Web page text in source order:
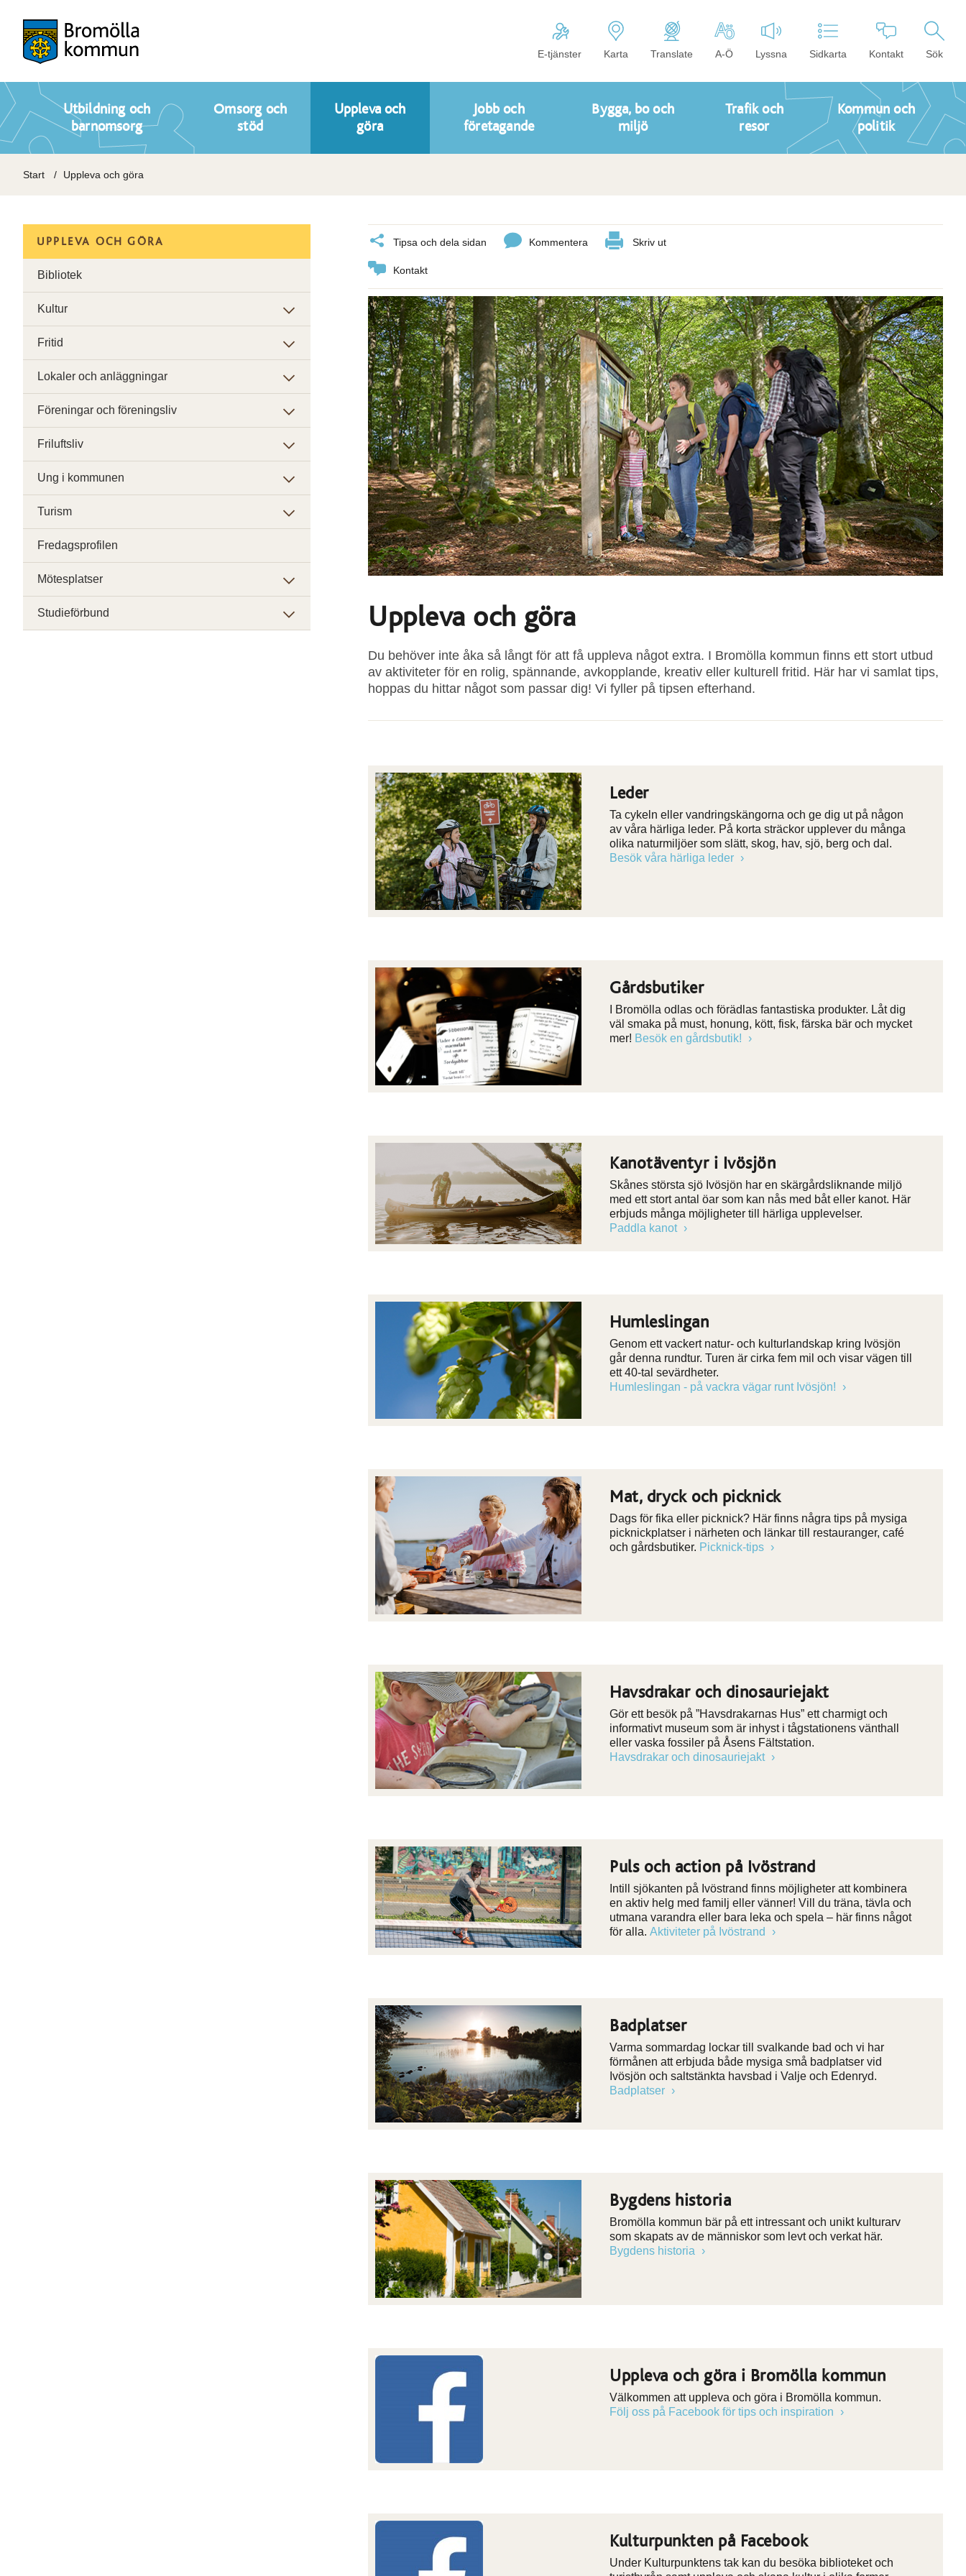
E-tjänster Karta Translate A-Ö Lyssna Sidkarta Kontakt Sök
Utbildning och
barnomsorg
Omsorg och
stöd
Uppleva och
göra
Jobb och
företagande
Bygga, bo och
miljö
Trafik och
resor
Kommun och
politik
Start Uppleva och göra
Tipsa och dela sidan Kommentera Skriv ut
Kontakt
Uppleva och göra
Du behöver inte åka så långt för att få uppleva något extra. I Bromölla kommun finns ett stort utbud
av aktiviteter för en rolig, spännande, avkopplande, kreativ eller kulturell fritid. Här har vi samlat tips,
hoppas du hittar något som passar dig! Vi fyller på tipsen efterhand.
Leder
Ta cykeln eller vandringskängorna och ge dig ut på någon
av våra härliga leder. På korta sträckor upplever du många
olika naturmiljöer som slätt, skog, hav, sjö, berg och dal.
Besök våra härliga leder
Gårdsbutiker
I Bromölla odlas och förädlas fantastiska produkter. Låt dig
väl smaka på must, honung, kött, fisk, färska bär och mycket
mer! Besök en gårdsbutik!
Kanotäventyr i Ivösjön
Skånes största sjö Ivösjön har en skärgårdsliknande miljö
med ett stort antal öar som kan nås med båt eller kanot. Här
erbjuds många möjligheter till härliga upplevelser.
Paddla kanot
Humleslingan
Genom ett vackert natur- och kulturlandskap kring Ivösjön
går denna rundtur. Turen är cirka fem mil och visar vägen till
ett 40-tal sevärdheter.
Humleslingan - på vackra vägar runt Ivösjön!
Mat, dryck och picknick
Dags för fika eller picknick? Här finns några tips på mysiga
picknickplatser i närheten och länkar till restauranger, café
och gårdsbutiker. Picknick-tips
Havsdrakar och dinosauriejakt
Gör ett besök på ”Havsdrakarnas Hus” ett charmigt och
informativt museum som är inhyst i tågstationens vänthall
eller vaska fossiler på Åsens Fältstation.
Havsdrakar och dinosauriejakt
Puls och action på Ivöstrand
Intill sjökanten på Ivöstrand finns möjligheter att kombinera
en aktiv helg med familj eller vänner! Vill du träna, tävla och
utmana varandra eller bara leka och spela – här finns något
för alla. Aktiviteter på Ivöstrand
Badplatser
Varma sommardag lockar till svalkande bad och vi har
förmånen att erbjuda både mysiga små badplatser vid
Ivösjön och saltstänkta havsbad i Valje och Edenryd.
Badplatser
Bygdens historia
Bromölla kommun bär på ett intressant och unikt kulturarv
som skapats av de människor som levt och verkat här.
Bygdens historia
Uppleva och göra i Bromölla kommun
Välkommen att uppleva och göra i Bromölla kommun.
Följ oss på Facebook för tips och inspiration
Kulturpunkten på Facebook
Under Kulturpunktens tak kan du besöka biblioteket och
UPPLEVA OCH GÖRA
Bibliotek
Kultur
Fritid
Lokaler och anläggningar
Föreningar och föreningsliv
Friluftsliv
Ung i kommunen
Turism
Fredagsprofilen
Mötesplatser
Studieförbund